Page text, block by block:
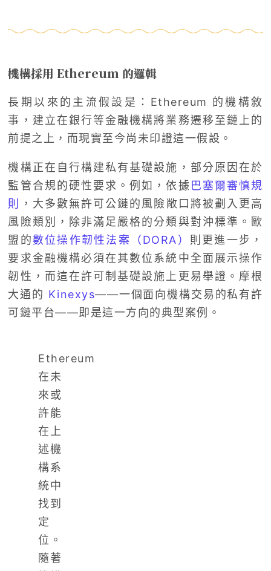
機構採用 Ethereum 的邏輯
長期以來的主流假設是：Ethereum 的機構敘
事，建立在銀行等金融機構將業務遷移至鏈上的
前提之上，而現實至今尚未印證這一假設。
機構正在自行構建私有基礎設施，部分原因在於
監管合規的硬性要求。例如，依據 巴塞爾審慎規
則
，大多數無許可公鏈的風險敞口將被劃入更高
風險類別，除非滿足嚴格的分類與對沖標準。歐
盟的數位操作韌性法案（DORA） 則更進一步，
要求金融機構必須在其數位系統中全面展示操作
韌性，而這在許可制基礎設施上更易舉證。摩根
大通的 Kinexys——一個面向機構交易的私有許
可鏈平台——即是這一方向的典型案例。
Ethereum
在未
來或
許能
在上
述機
構系
統中
找到
定
位。
隨著